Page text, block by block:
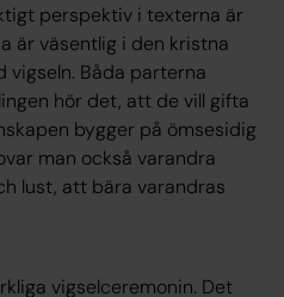
perspektiv i texterna är
är väsentlig i den kristna
vigseln. Båda parterna
hör det, att de vill gifta
bygger på ömsesidig
man också varandra
lust, att bära varandras
vigselceremonin. Det